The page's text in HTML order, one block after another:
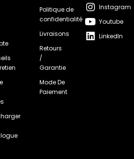
Politique de
confidentialité
Livraisons
Retours
/
Garantie
Mode De
Paiement
Instagram
Youtube
LinkedIn